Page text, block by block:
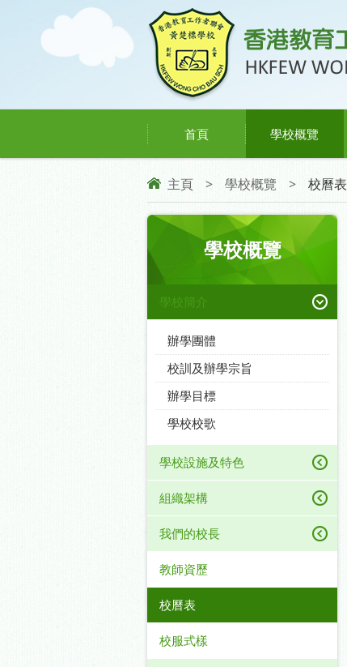
首頁 學校概覽
主頁 > 學校概覽 > 校曆表
學校概覽
學校簡介
辦學團體
校訓及辦學宗旨
辦學目標
學校校歌
學校設施及特色
組織架構
我們的校長
教師資歷
校曆表
校服式樣